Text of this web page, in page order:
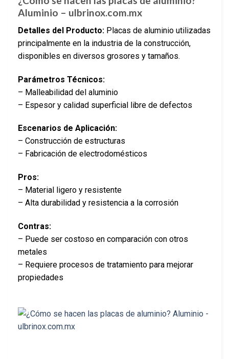
Aluminio – ulbrinox.com.mx
Detalles del Producto: Placas de aluminio utilizadas
principalmente en la industria de la construcción,
disponibles en diversos grosores y tamaños.
Parámetros Técnicos:
– Malleabilidad del aluminio
– Espesor y calidad superficial libre de defectos
Escenarios de Aplicación:
– Construcción de estructuras
– Fabricación de electrodomésticos
Pros:
– Material ligero y resistente
– Alta durabilidad y resistencia a la corrosión
Contras:
– Puede ser costoso en comparación con otros
metales
– Requiere procesos de tratamiento para mejorar
propiedades